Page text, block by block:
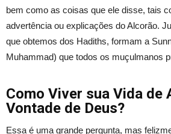
bem como as coisas que ele disse, tais
advertência ou explicações do Alcorão.
que obtemos dos Hadiths, formam a
Muhammad) que todos os muçulmanos
Como Viver sua Vida de
Vontade de Deus?
Essa é uma grande pergunta, mas